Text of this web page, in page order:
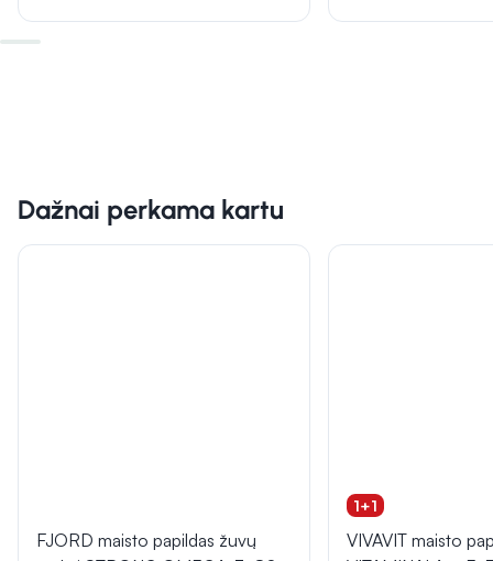
Dažnai perkama kartu
FJORD maisto papildas žuvų
1+1
VIVAVIT maisto